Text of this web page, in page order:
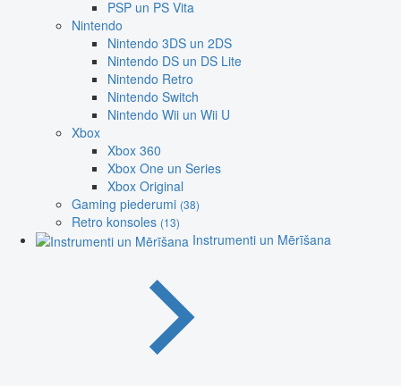
PSP un PS Vita
Nintendo
Nintendo 3DS un 2DS
Nintendo DS un DS Lite
Nintendo Retro
Nintendo Switch
Nintendo Wii un Wii U
Xbox
Xbox 360
Xbox One un Series
Xbox Original
Gaming piederumi (38)
Retro konsoles (13)
Instrumenti un Mērīšana